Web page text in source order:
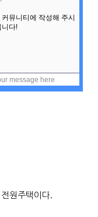
원주택이다.